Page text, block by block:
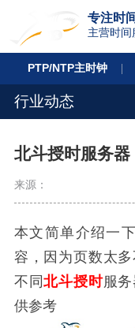
专注时
主营时
PTP/NTP主时钟
行业动态
北斗授时服务器
来源：
本文简单介绍一
容，因为页数太
不同北斗授时服
供参考